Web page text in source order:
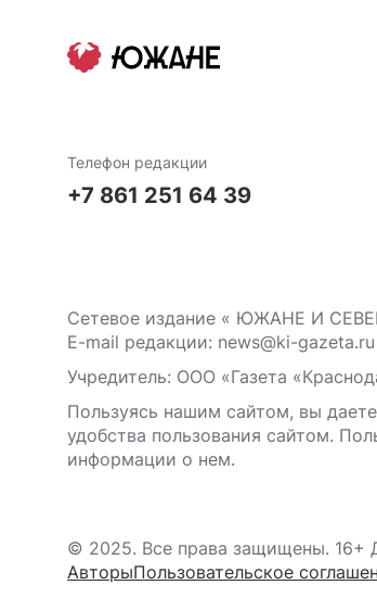
Телефон редакции
+7 861 251 64 39
Сетевое издание « ЮЖАНЕ И
E-mail редакции: news@ki-
Учредитель: ООО «Газета
Пользуясь нашим сайтом, вы
удобства пользования сайтом.
информации о нем.
© 2025. Все права защищены. 16+
АвторыПользовательское